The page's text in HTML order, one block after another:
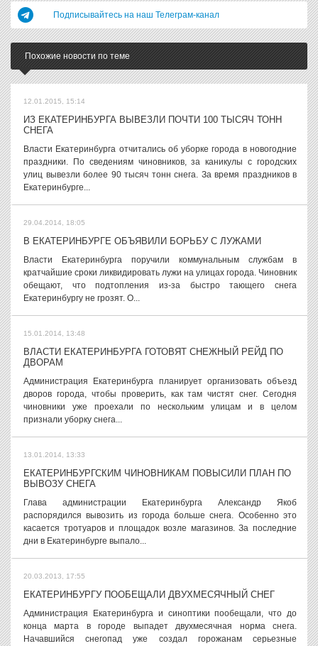
Подписывайтесь на наш Телеграм-канал
Похожие новости по теме
12.01.2015, 15:14
ИЗ ЕКАТЕРИНБУРГА ВЫВЕЗЛИ ПОЧТИ 100 ТЫСЯЧ ТОНН
СНЕГА
Власти Екатеринбурга отчитались об уборке города в новогодние
праздники. По сведениям чиновников, за каникулы с городских
улиц вывезли более 90 тысяч тонн снега. За время праздников в
Екатеринбурге...
29.04.2014, 18:05
В ЕКАТЕРИНБУРГЕ ОБЪЯВИЛИ БОРЬБУ С ЛУЖАМИ
Власти Екатеринбурга поручили коммунальным службам в
кратчайшие сроки ликвидировать лужи на улицах города. Чиновник
обещают, что подтопления из-за быстро тающего снега
Екатеринбургу не грозят. О...
15.01.2014, 13:48
ВЛАСТИ ЕКАТЕРИНБУРГА ГОТОВЯТ СНЕЖНЫЙ РЕЙД ПО
ДВОРАМ
Администрация Екатеринбурга планирует организовать объезд
дворов города, чтобы проверить, как там чистят снег. Сегодня
чиновники уже проехали по нескольким улицам и в целом
признали уборку снега...
13.01.2014, 13:33
ЕКАТЕРИНБУРГСКИМ ЧИНОВНИКАМ ПОВЫСИЛИ ПЛАН ПО
ВЫВОЗУ СНЕГА
Глава администрации Екатеринбурга Александр Якоб
распорядился вывозить из города больше снега. Особенно это
касается тротуаров и площадок возле магазинов. За последние
дни в Екатеринбурге выпало...
20.03.2013, 17:55
ЕКАТЕРИНБУРГУ ПООБЕЩАЛИ ДВУХМЕСЯЧНЫЙ СНЕГ
Администрация Екатеринбурга и синоптики пообещали, что до
конца марта в городе выпадет двухмесячная норма снега.
Начавшийся снегопад уже создал горожанам серьезные